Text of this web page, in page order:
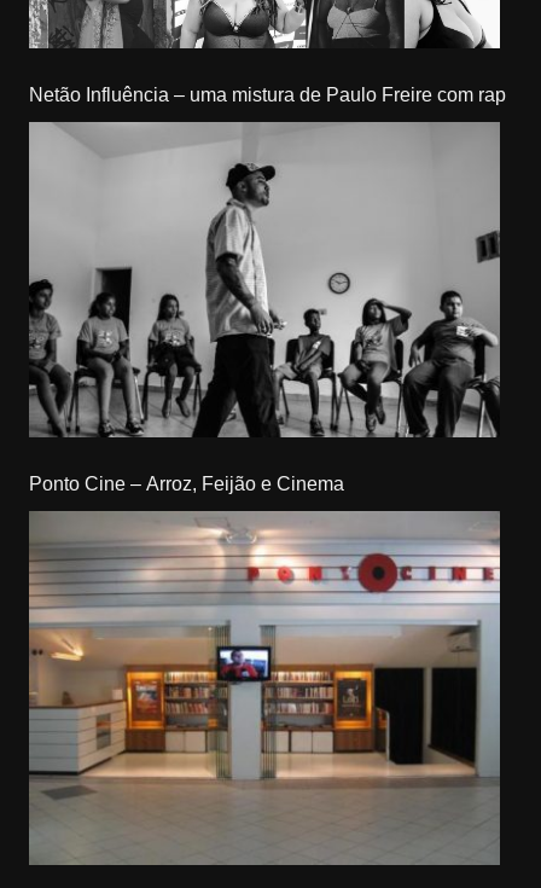
Netão Influência – uma mistura de Paulo Freire com rap
Ponto Cine – Arroz, Feijão e Cinema